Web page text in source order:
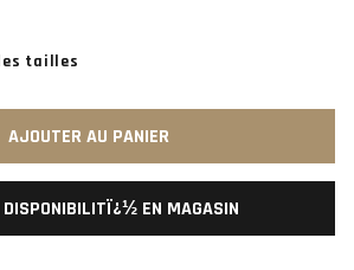
tailles
AJOUTER AU PANIER
DISPONIBILITÏ¿½ EN MAGASIN